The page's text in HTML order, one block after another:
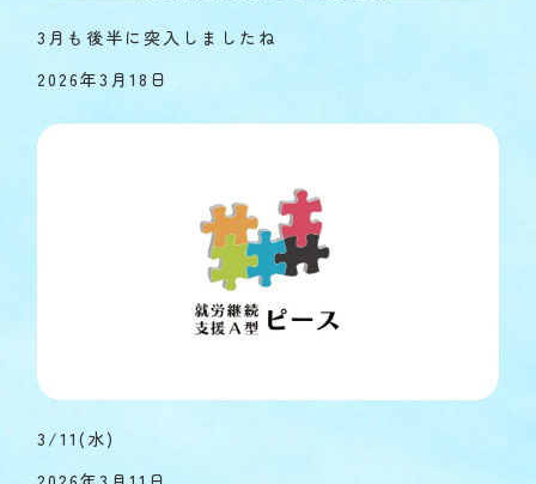
3月も後半に突入しましたね
2026年3月18日
3/11(水)